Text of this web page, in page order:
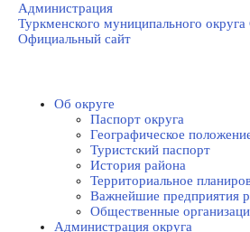
Администрация
Туркменского муниципального округа
Официальный сайт
Об округе
Паспорт округа
Географическое
Туристский паспорт
История района
Территориальное
Важнейшие предприятия
Общественные
Администрация округа